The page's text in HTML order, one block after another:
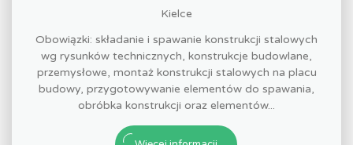
Kielce
Obowiązki: składanie i spawanie konstrukcji stalowych
wg rysunków technicznych, konstrukcje budowlane,
przemysłowe, montaż konstrukcji stalowych na placu
budowy, przygotowywanie elementów do spawania,
obróbka konstrukcji oraz elementów...